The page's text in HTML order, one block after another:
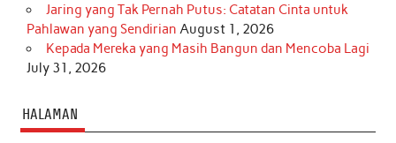
Jaring yang Tak Pernah Putus: Catatan Cinta untuk
Pahlawan yang Sendirian August 1, 2026
Kepada Mereka yang Masih Bangun dan Mencoba Lagi
July 31, 2026
HALAMAN